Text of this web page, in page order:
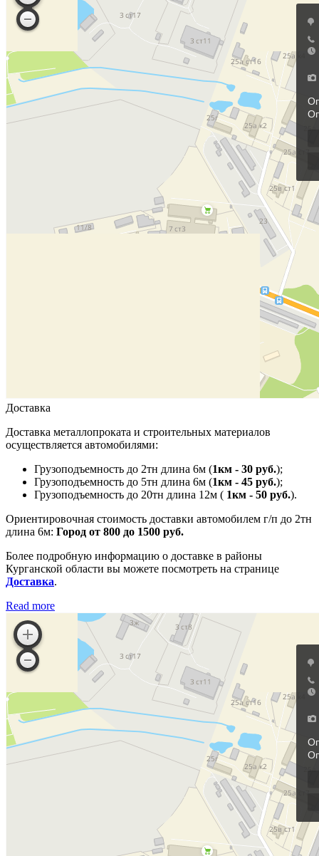
Доставка
Доставка металлопроката и строительных материалов
осуществляется автомобилями:
Грузоподъемность до 2тн длина 6м (1км - 30 руб.);
Грузоподъемность до 5тн длина 6м (1км - 45 руб.);
Грузоподъемность до 20тн длина 12м ( 1км - 50 руб.).
Ориентировочная стоимость доставки автомобилем г/п до 2тн
длина 6м: Город от 800 до 1500 руб.
Более подробную информацию о доставке в районы
Курганской области вы можете посмотреть на странице
Доставка.
Read more